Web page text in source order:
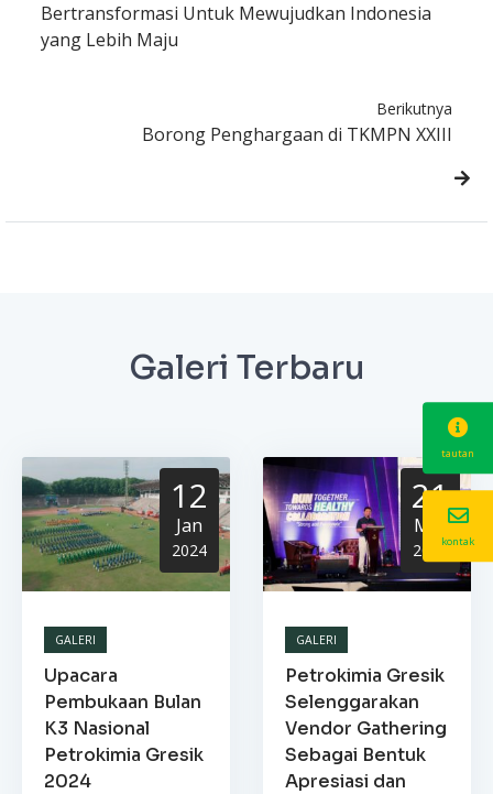
Bertransformasi Untuk Mewujudkan Indonesia
yang Lebih Maju
Berikutnya
Borong Penghargaan di TKMPN XXIII
Galeri Terbaru
12
Jan
2024
GALERI
Upacara
Pembukaan Bulan
K3 Nasional
Petrokimia Gresik
2024
21
Mar
2023
GALERI
Petrokimia Gresik
Selenggarakan
Vendor Gathering
Sebagai Bentuk
Apresiasi dan
tautan
kontak